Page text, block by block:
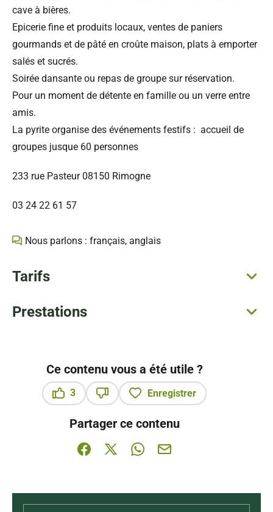
cave à bières.
Epicerie fine et produits locaux, ventes de paniers
gourmands et de pâté en croûte maison, plats à emporter
salés et sucrés.
Soirée dansante ou repas de groupe sur réservation.
Pour un moment de détente en famille ou un verre entre
amis.
La pyrite organise des événements festifs : accueil de
groupes jusque 60 personnes
233 rue Pasteur 08150 Rimogne
03 24 22 61 57
Nous parlons : français, anglais
Tarifs
Prestations
Ce contenu vous a été utile ?
3
Enregistrer
Partager ce contenu
Partager sur Facebook (nouvelle fenêtre)
Partager sur X / Twitter (nouvelle
Partager sur WhatsApp
Partager par mail